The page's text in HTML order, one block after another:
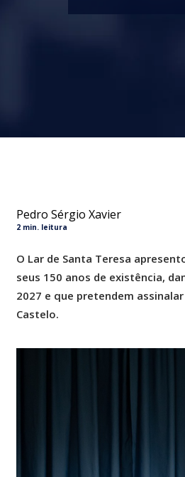
Pedro Sérgio Xavier
2 min. leitura
O Lar de Santa Teresa
seus 150 anos de existência,
2027 e que pretendem
Castelo.